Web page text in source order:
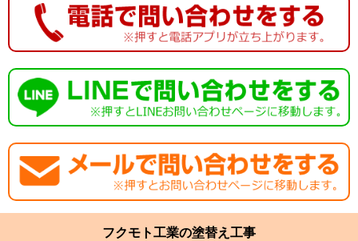
フクモト工業の塗替え工事